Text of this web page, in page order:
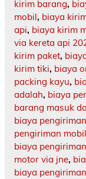
kirim barang,
mobil, biaya
api, biaya kirim
via kereta api
kirim paket,
kirim tiki, biaya
packing kayu,
adalah, biaya
barang masuk
biaya
pengiriman
biaya
motor via jne,
biaya